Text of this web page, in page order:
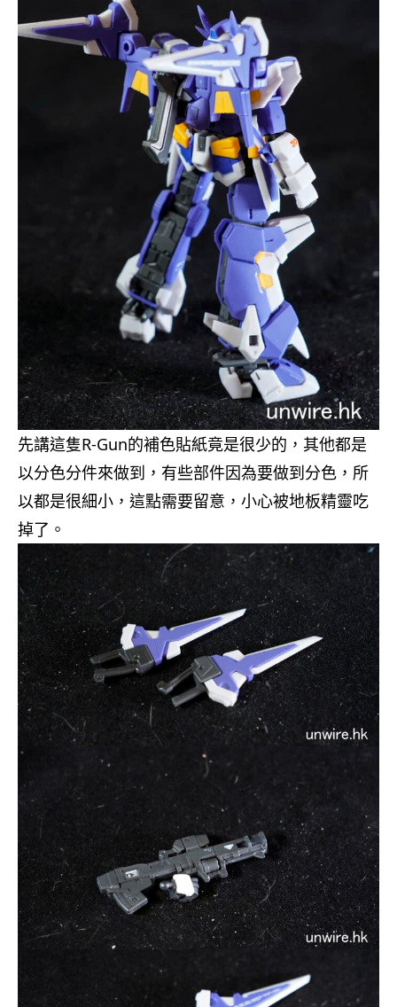
先講這隻R-Gun的補色貼紙竟是很少的，其他都是
以分色分件來做到，有些部件因為要做到分色，所
以都是很細小，這點需要留意，小心被地板精靈吃
掉了。